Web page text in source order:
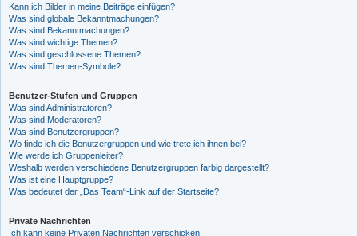
Kann ich Bilder in meine Beiträge einfügen?
Was sind globale Bekanntmachungen?
Was sind Bekanntmachungen?
Was sind wichtige Themen?
Was sind geschlossene Themen?
Was sind Themen-Symbole?
Benutzer-Stufen und Gruppen
Was sind Administratoren?
Was sind Moderatoren?
Was sind Benutzergruppen?
Wo finde ich die Benutzergruppen und wie trete ich ihnen bei?
Wie werde ich Gruppenleiter?
Weshalb werden verschiedene Benutzergruppen farbig dargestellt?
Was ist eine Hauptgruppe?
Was bedeutet der „Das Team“-Link auf der Startseite?
Private Nachrichten
Ich kann keine Privaten Nachrichten verschicken!